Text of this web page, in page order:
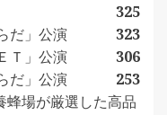
325
だ」公演
323
Ｔ」公演
306
だ」公演
253
蜂場が厳選した高品